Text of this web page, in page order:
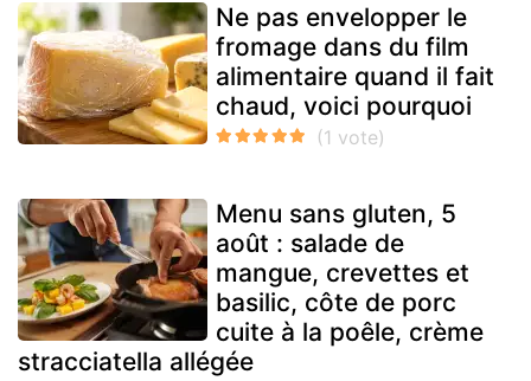
Ne pas envelopper le
fromage dans du film
alimentaire quand il fait
chaud, voici pourquoi
Menu sans gluten, 5
août : salade de
mangue, crevettes et
basilic, côte de porc
cuite à la poêle, crème
stracciatella allégée